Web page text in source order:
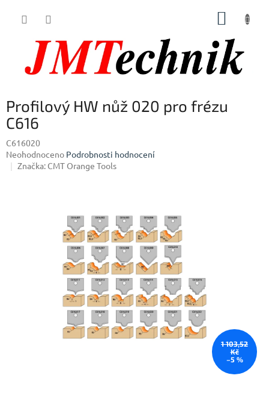
Profilový HW nůž 020 pro frézu
C616
C616020
Průměrné
hodnocení
Neohodnoceno Podrobnosti hodnocení
Značka: CMT Orange Tools
1 103,52
Kč
–5 %